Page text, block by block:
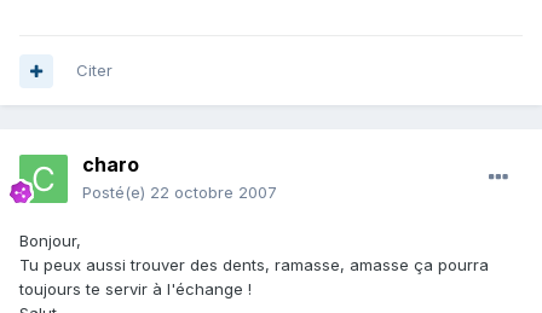
Citer
charo
Posté(e) 22 octobre 2007
Bonjour,
Tu peux aussi trouver des dents, ramasse, amasse ça pourra
toujours te servir à l'échange !